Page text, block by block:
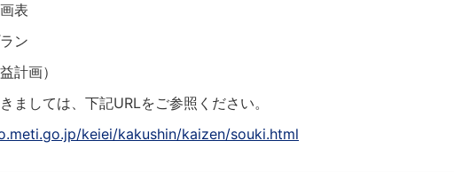
表
ン
計画）
ましては、下記URLをご参照ください。
keiei/kakushin/kaizen/souki.html